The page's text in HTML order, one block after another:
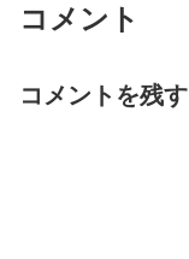
コメント
コメントを残す